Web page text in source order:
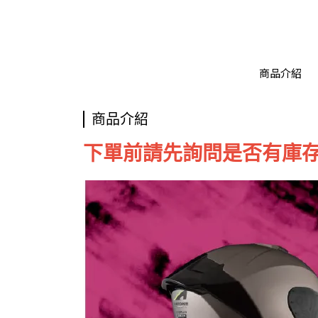
商品介紹
商品介紹
下單前請先詢問是否有庫